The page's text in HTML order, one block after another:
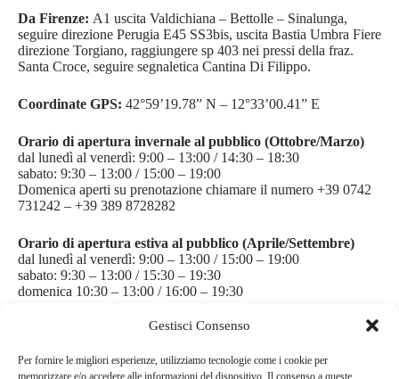
Gestisci Consenso
Per fornire le migliori esperienze, utilizziamo tecnologie come i cookie per
memorizzare e/o accedere alle informazioni del dispositivo. Il consenso a queste
Da Firenze: A1 uscita Valdichiana – Bettolle – Sinalunga,
seguire direzione Perugia E45 SS3bis, uscita Bastia Umbra Fiere
direzione Torgiano, raggiungere sp 403 nei pressi della fraz.
Santa Croce, seguire segnaletica Cantina Di Filippo.
Coordinate GPS: 42°59’19.78” N – 12°33’00.41” E
Orario di apertura invernale al pubblico (Ottobre/Marzo)
dal lunedì al venerdì: 9:00 – 13:00 / 14:30 – 18:30
sabato: 9:30 – 13:00 / 15:00 – 19:00
Domenica aperti su prenotazione chiamare il numero +39 0742
731242 – +39 389 8728282
Orario di apertura estiva al pubblico (Aprile/Settembre)
dal lunedì al venerdì: 9:00 – 13:00 / 15:00 – 19:00
sabato: 9:30 – 13:00 / 15:30 – 19:30
domenica 10:30 – 13:00 / 16:00 – 19:30